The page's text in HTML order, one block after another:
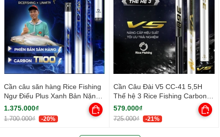
Cần câu săn hàng Rice Fishing
Ngư Điếu Plus Xanh Bản Nặng
CC-45
1.375.000₫
1.700.000₫ -20%
Cần Câu Đài V5 CC-41 5,5H
Thế hệ 3 Rice Fishing Carbon
30T & 40T Phiên Bản Mới 2025
579.000₫
725.000₫ -21%